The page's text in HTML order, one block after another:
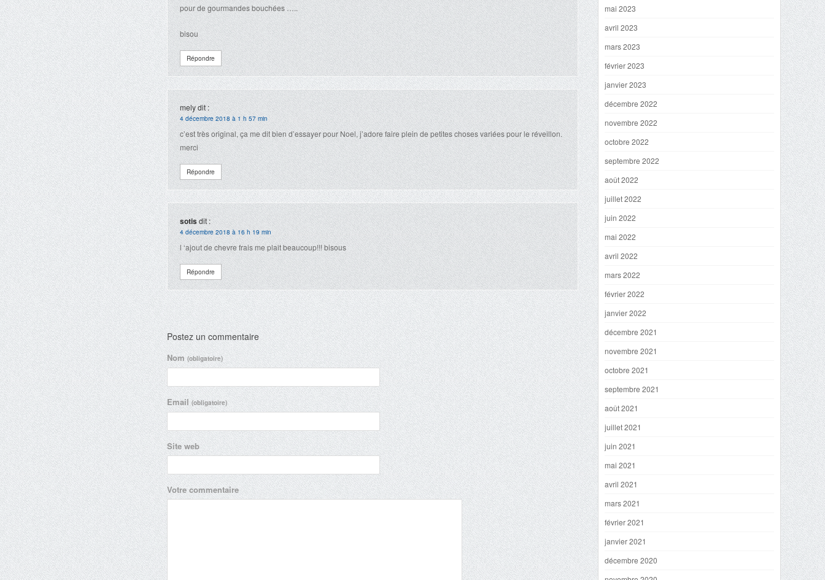
pour de gourmandes bouchées …..
bisou
Répondre
melydit :
4 décembre 2018 à 1 h 57 min
c’est très original, ça me dit bien d’essayer pour Noel, j’adore faire plein de petites choses variées pour le réveillon.
merci
Répondre
sotisdit :
4 décembre 2018 à 16 h 19 min
l ‘ajout de chevre frais me plait beaucoup!!! bisous
Répondre
Postez un commentaire
Nom(obligatoire)
Email(obligatoire)
Site web
Votre commentaire
mai 2023
avril 2023
mars 2023
février 2023
janvier 2023
décembre 2022
novembre 2022
octobre 2022
septembre 2022
août 2022
juillet 2022
juin 2022
mai 2022
avril 2022
mars 2022
février 2022
janvier 2022
décembre 2021
novembre 2021
octobre 2021
septembre 2021
août 2021
juillet 2021
juin 2021
mai 2021
avril 2021
mars 2021
février 2021
janvier 2021
décembre 2020